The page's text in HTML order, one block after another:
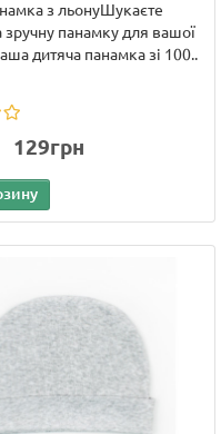
з льонуШукаєте
зручну панамку для вашої
дитяча панамка зі 100..
129грн